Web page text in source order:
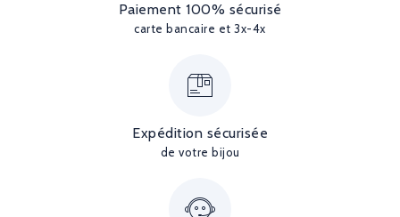
Paiement 100% sécurisé
carte bancaire et 3x-4x
Expédition sécurisée
de votre bijou